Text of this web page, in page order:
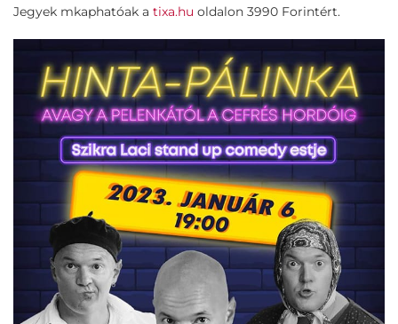
Jegyek mkaphatóak a tixa.hu oldalon 3990 Forintért.